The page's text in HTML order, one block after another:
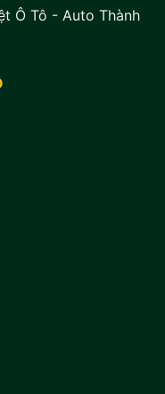
Ô Tô - Auto Thành